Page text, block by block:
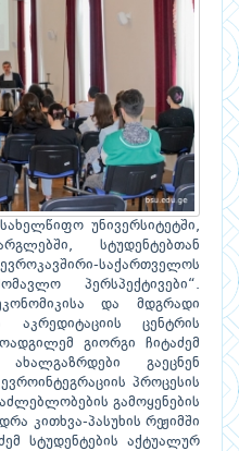
უნივერსიტეტში,
სტუდენტებთან
საქართველოს
პერსპექტივები“.
და მდგრადი
აკრედიტაციის ცენტრის
გიორგი ჩიტაძემ
გაეცნენ
პროცესის
გამოყენების
კითხვა-პასუხის რეჟიმში
სტუდენტების აქტუალურ